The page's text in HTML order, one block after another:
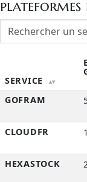
SERVICE
GOFRAM
CLOUDFR
HEXASTOCK